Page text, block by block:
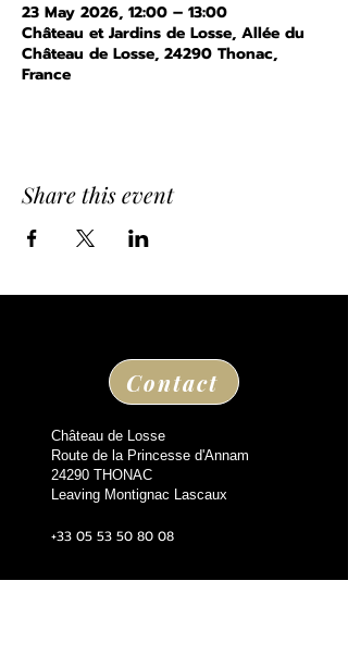
23 May 2026, 12:00 – 13:00
Château et Jardins de Losse, Allée du
Château de Losse, 24290 Thonac,
France
Share this event
Contact
Château de Losse
Route de la Princesse d'Annam
24290 THONAC
Leaving Montignac Lascaux
+33 05 53 50 80 08